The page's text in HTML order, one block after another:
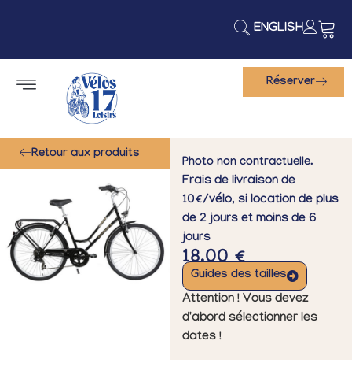
ENGLISH
Réserver
Retour aux produits
Photo non contractuelle.
Frais de livraison de
10€/vélo, si location de plus
de 2 jours et moins de 6
jours
18.00€
Guides des tailles
Attention ! Vous devez
d'abord sélectionner les
dates !